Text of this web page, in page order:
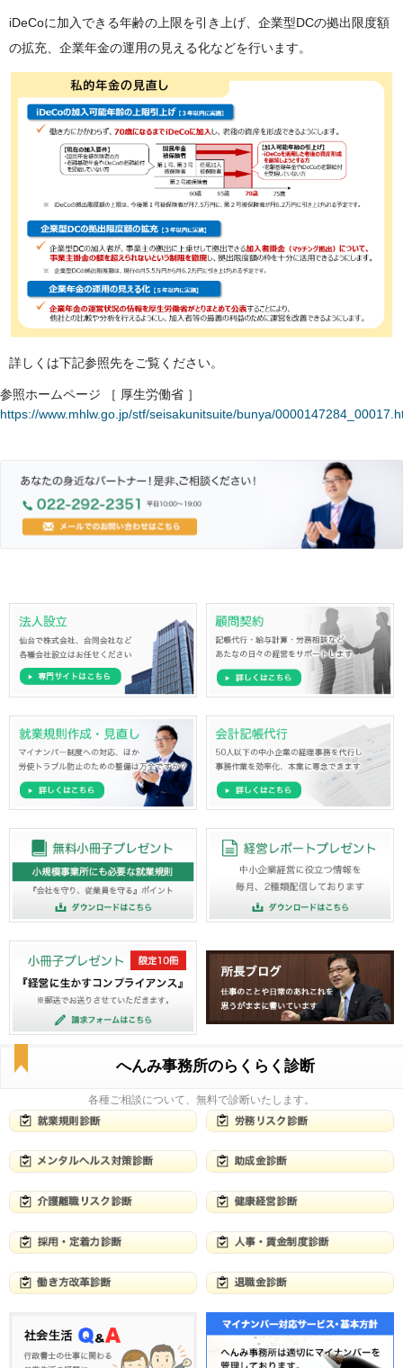
iDeCoに加入できる年齢の上限を引き上げ、企業型DCの拠出限度額
の拡充、企業年金の運用の見える化などを行います。
詳しくは下記参照先をご覧ください。
参照ホームページ ［ 厚生労働省 ］
https://www.mhlw.go.jp/stf/seisakunitsuite/bunya/
へんみ事務所のらくらく診断
各種ご相談について、無料で診断いたします。